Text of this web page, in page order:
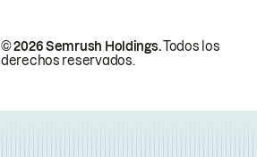
© 2026 Semrush Holdings.Todos los
derechos reservados.